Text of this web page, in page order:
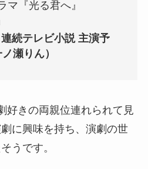
マ『光る君へ』
続テレビ小説 主演予
瀬りん）
好きの両親位連れられて見
に興味を持ち、演劇の世
うです。